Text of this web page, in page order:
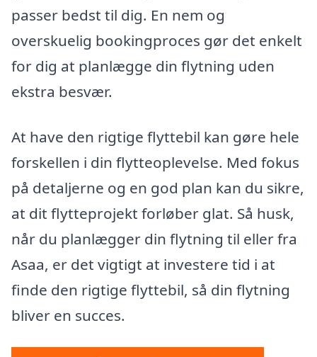
passer bedst til dig. En nem og
overskuelig bookingproces gør det enkelt
for dig at planlægge din flytning uden
ekstra besvær.
At have den rigtige flyttebil kan gøre hele
forskellen i din flytteoplevelse. Med fokus
på detaljerne og en god plan kan du sikre,
at dit flytteprojekt forløber glat. Så husk,
når du planlægger din flytning til eller fra
Asaa, er det vigtigt at investere tid i at
finde den rigtige flyttebil, så din flytning
bliver en succes.